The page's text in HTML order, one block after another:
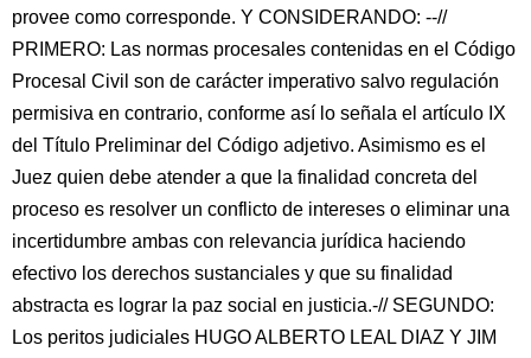
provee como corresponde. Y CONSIDERANDO: --//
PRIMERO: Las normas procesales contenidas en el Código
Procesal Civil son de carácter imperativo salvo regulación
permisiva en contrario, conforme así lo señala el artículo IX
del Título Preliminar del Código adjetivo. Asimismo es el
Juez quien debe atender a que la finalidad concreta del
proceso es resolver un conflicto de intereses o eliminar una
incertidumbre ambas con relevancia jurídica haciendo
efectivo los derechos sustanciales y que su finalidad
abstracta es lograr la paz social en justicia.-// SEGUNDO:
Los peritos judiciales HUGO ALBERTO LEAL DIAZ Y JIM